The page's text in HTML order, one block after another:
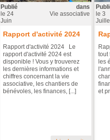
Publié
le 24
Juin
dans
Vie associative
Rapport d'activité 2024
Rapport d'activité 2024 Le
rapport d'activité 2024 est
disponible ! Vous y trouverez
les dernières informations et
chiffres concernant la vie
associative, les chantiers de
bénévoles, les finances, [...]
le 3
tout
les
et